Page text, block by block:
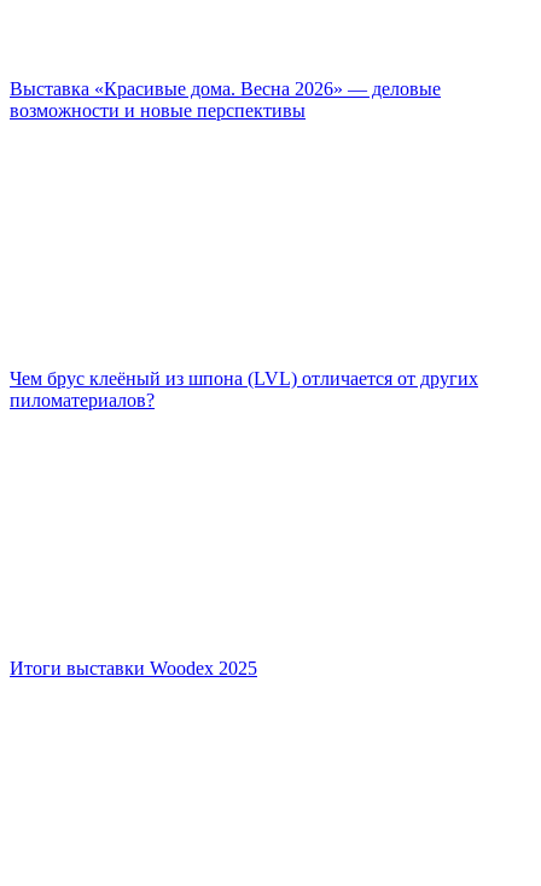
Выставка «Красивые дома. Весна 2026» — деловые
возможности и новые перспективы
Чем брус клеёный из шпона (LVL) отличается от других
пиломатериалов?
Итоги выставки Woodex 2025